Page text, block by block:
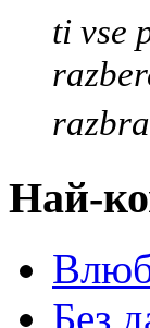
ti vse
Най-
Без